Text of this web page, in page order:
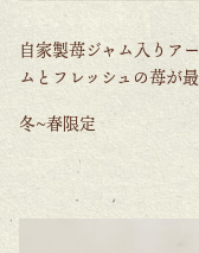
自家製苺ジャム入りア
ムとフレッシュの苺が
冬~春限定